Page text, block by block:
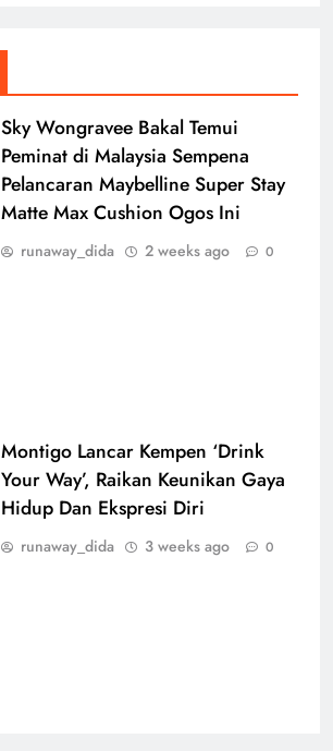
Sky Wongravee Bakal Temui
Peminat di Malaysia Sempena
Pelancaran Maybelline Super Stay
Matte Max Cushion Ogos Ini
runaway_dida 2 weeks ago 0
Montigo Lancar Kempen ‘Drink
Your Way’, Raikan Keunikan Gaya
Hidup Dan Ekspresi Diri
runaway_dida 3 weeks ago 0